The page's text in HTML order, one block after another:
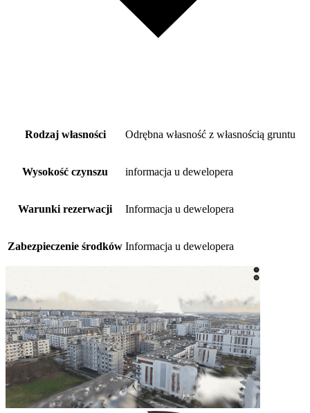
Rodzaj własności Odrębna własność z własnością gruntu
Wysokość czynszu informacja u dewelopera
Warunki rezerwacji Informacja u dewelopera
Zabezpieczenie środków Informacja u dewelopera